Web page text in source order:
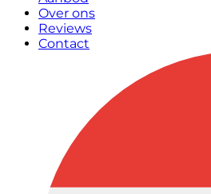
Over ons
Reviews
Contact